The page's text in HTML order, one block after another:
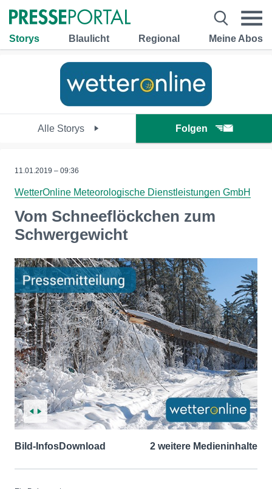
Storys Blaulicht Regional Meine Abos
Alle Storys Folgen
11.01.2019 – 09:36
WetterOnline Meteorologische Dienstleistungen GmbH
Vom Schneeflöckchen zum
Schwergewicht
Bild-InfosDownload 2 weitere Medieninhalte